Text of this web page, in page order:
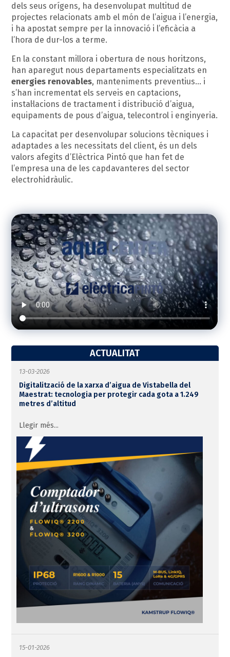
dels seus orígens, ha desenvolupat multitud de
projectes relacionats amb el món de l’aigua i l’energia,
i ha apostat sempre per la innovació i l’eficàcia a
l’hora de dur-los a terme.
En la constant millora i obertura de nous horitzons,
han aparegut nous departaments especialitzats en
energies renovables, manteniments preventius… i
s’han incrementat els serveis en captacions,
instal·lacions de tractament i distribució d’aigua,
equipaments de pous d’aigua, telecontrol i enginyeria.
La capacitat per desenvolupar solucions tècniques i
adaptades a les necessitats del client, és un dels
valors afegits d’Elèctrica Pintó que han fet de
l’empresa una de les capdavanteres del sector
electrohidràulic.
ACTUALITAT
13-03-2026
Digitalització de la xarxa d’aigua de Vistabella del
Maestrat: tecnologia per protegir cada gota a 1.249
metres d’altitud
Llegir més...
15-01-2026